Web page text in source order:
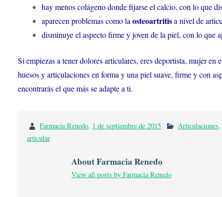
hay menos colágeno donde fijarse el calcio, con lo que
aparecen problemas como la osteoartritisa nivel de
disminuye el aspecto firme y joven de la piel, con lo que
Si empiezas a tener dolores articulares, eres deportista, mujer
huesos y articulaciones en forma y una piel suave, firme y con
encontrarás el que más se adapte a ti.
Farmacia Renedo, 1 de septiembre de 2015. Articulaciones,
articular
About Farmacia Renedo
View all posts by Farmacia Renedo